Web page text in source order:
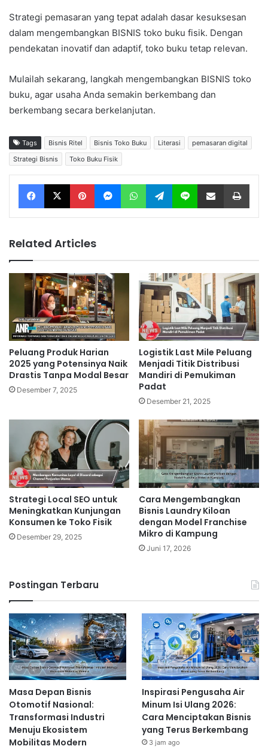
Strategi pemasaran yang tepat adalah dasar kesuksesan
dalam mengembangkan BISNIS toko buku fisik. Dengan
pendekatan inovatif dan adaptif, toko buku tetap relevan.
Mulailah sekarang, langkah mengembangkan BISNIS toko
buku, agar usaha Anda semakin berkembang dan
berkembang secara berkelanjutan.
Tags Bisnis Ritel Bisnis Toko Buku Literasi
pemasaran digital
Strategi Bisnis
Toko Buku Fisik
Facebook X Pinterest Messenger WhatsApp Telegram Line Share via Email
Related Articles
Peluang Produk Harian
2025 yang Potensinya Naik
Drastis Tanpa Modal Besar
Desember 7, 2025
Logistik Last Mile Peluang
Menjadi Titik Distribusi
Mandiri di Pemukiman
Padat
Desember 21, 2025
Strategi Local SEO untuk
Meningkatkan Kunjungan
Konsumen ke Toko Fisik
Desember 29, 2025
Cara Mengembangkan
Bisnis Laundry Kiloan
dengan Model Franchise
Mikro di Kampung
Juni 17, 2026
Postingan Terbaru
Masa Depan Bisnis
Otomotif Nasional:
Transformasi Industri
Menuju Ekosistem
Mobilitas Modern
Inspirasi Pengusaha Air
Minum Isi Ulang 2026:
Cara Menciptakan Bisnis
yang Terus Berkembang
3 jam ago